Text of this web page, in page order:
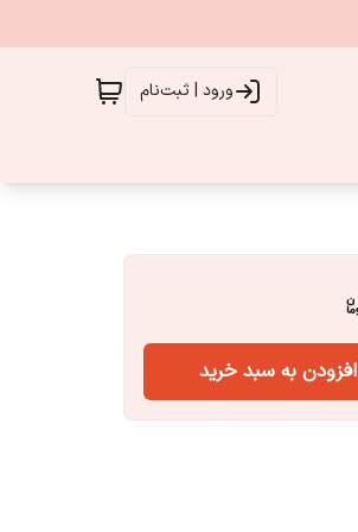
ورود | ثبت‌نام
افزودن به سبد خرید